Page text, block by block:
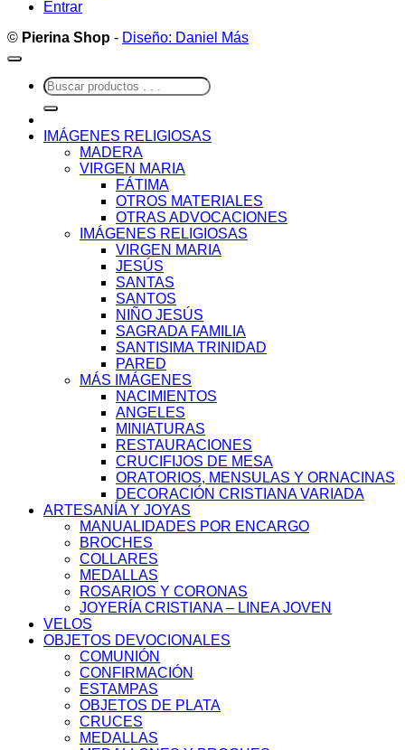
Entrar
© Pierina Shop - Diseño: Daniel Más
Buscar
por:
IMÁGENES RELIGIOSAS
MADERA
VIRGEN MARIA
FÁTIMA
OTROS MATERIALES
OTRAS ADVOCACIONES
IMÁGENES RELIGIOSAS
VIRGEN MARIA
JESÚS
SANTAS
SANTOS
NIÑO JESÚS
SAGRADA FAMILIA
SANTISIMA TRINIDAD
PARED
MÁS IMÁGENES
NACIMIENTOS
ANGELES
MINIATURAS
RESTAURACIONES
CRUCIFIJOS DE MESA
ORATORIOS, MENSULAS Y ORNACINAS
DECORACIÓN CRISTIANA VARIADA
ARTESANÍA Y JOYAS
MANUALIDADES POR ENCARGO
BROCHES
COLLARES
MEDALLAS
ROSARIOS Y CORONAS
JOYERÍA CRISTIANA – LINEA JOVEN
VELOS
OBJETOS DEVOCIONALES
COMUNIÓN
CONFIRMACIÓN
ESTAMPAS
OBJETOS DE PLATA
CRUCES
MEDALLAS